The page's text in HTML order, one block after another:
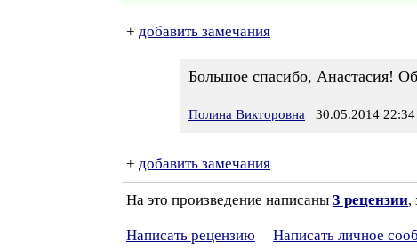
+ добавить замечания
Большое спасибо, Анастасия!
Полина Викторовна 30.05.2014 22:34
+ добавить замечания
На это произведение написаны 3 рецензии,
Написать рецензию Написать личное